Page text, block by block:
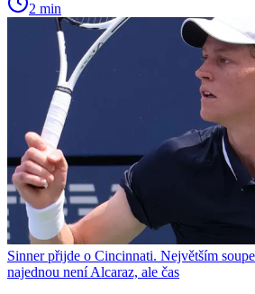
2 min
Sinner přijde o Cincinnati. Největším
najednou není Alcaraz, ale čas